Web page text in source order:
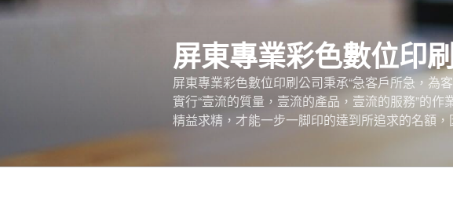
跳
屏東專業彩色數位印
屏東專業彩色數位印刷公司秉承“急客戶所急，為
實行“壹流的質量，壹流的產品，壹流的服務”的
精益求精，才能一步一脚印的達到所追求的名額